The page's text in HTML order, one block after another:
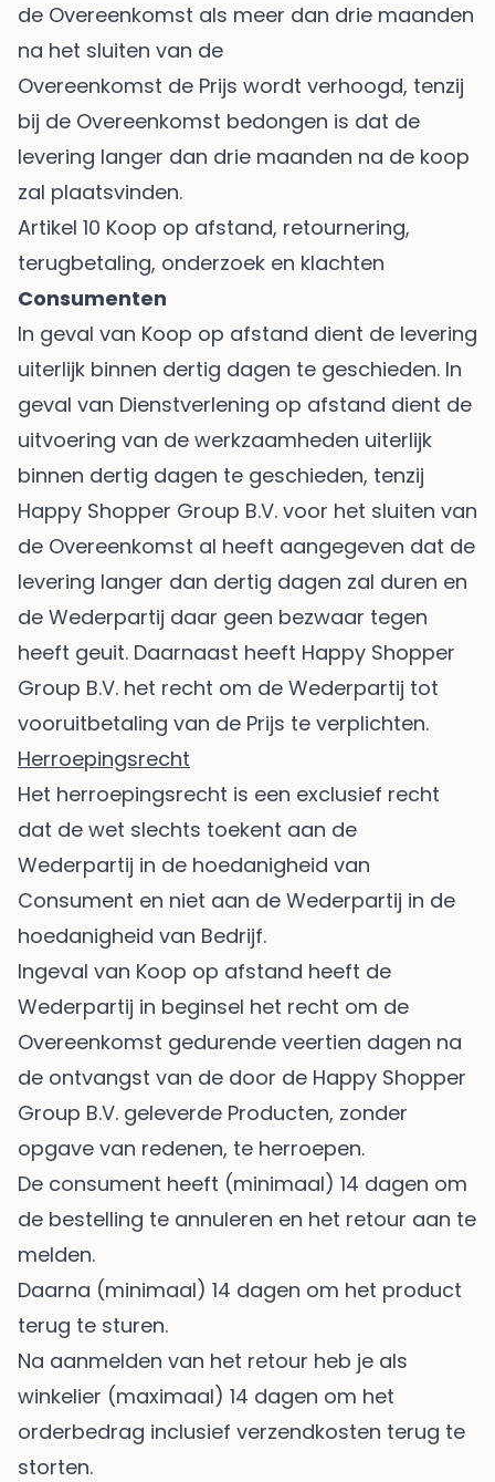
de Overeenkomst als meer dan drie maanden
na het sluiten van de
Overeenkomst de Prijs wordt verhoogd, tenzij
bij de Overeenkomst bedongen is dat de
levering langer dan drie maanden na de koop
zal plaatsvinden.
Artikel 10 Koop op afstand, retournering,
terugbetaling, onderzoek en klachten
Consumenten
In geval van Koop op afstand dient de levering
uiterlijk binnen dertig dagen te geschieden. In
geval van Dienstverlening op afstand dient de
uitvoering van de werkzaamheden uiterlijk
binnen dertig dagen te geschieden, tenzij
Happy Shopper Group B.V. voor het sluiten van
de Overeenkomst al heeft aangegeven dat de
levering langer dan dertig dagen zal duren en
de Wederpartij daar geen bezwaar tegen
heeft geuit. Daarnaast heeft Happy Shopper
Group B.V. het recht om de Wederpartij tot
vooruitbetaling van de Prijs te verplichten.
Herroepingsrecht
Het herroepingsrecht is een exclusief recht
dat de wet slechts toekent aan de
Wederpartij in de hoedanigheid van
Consument en niet aan de Wederpartij in de
hoedanigheid van Bedrijf.
Ingeval van Koop op afstand heeft de
Wederpartij in beginsel het recht om de
Overeenkomst gedurende veertien dagen na
de ontvangst van de door de Happy Shopper
Group B.V. geleverde Producten, zonder
opgave van redenen, te herroepen.
De consument heeft (minimaal) 14 dagen om
de bestelling te annuleren en het retour aan te
melden.
Daarna (minimaal) 14 dagen om het product
terug te sturen.
Na aanmelden van het retour heb je als
winkelier (maximaal) 14 dagen om het
orderbedrag inclusief verzendkosten terug te
storten.